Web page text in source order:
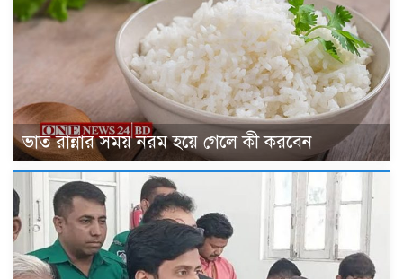
ভাত রান্নার সময় নরম হয়ে গেলে কী করবেন